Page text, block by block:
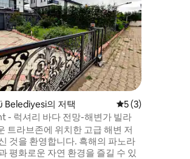
후기 43개
Belediyesi의 저택 평점 5점(5점 만점
5 (3)
- 럭셔리 바다 전망-해변가 빌라
트라브존에 위치한 고급 해변 저
것을 환영합니다. 흑해의 파노라
평화로운 자연 환경을 즐길 수 있